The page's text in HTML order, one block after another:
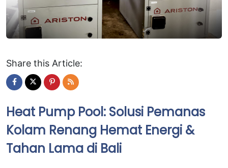
Share this Article:
Heat Pump Pool: Solusi Pemanas
Kolam Renang Hemat Energi &
Tahan Lama di Bali